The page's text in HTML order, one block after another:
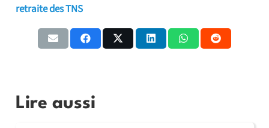
retraite des TNS
Lire aussi